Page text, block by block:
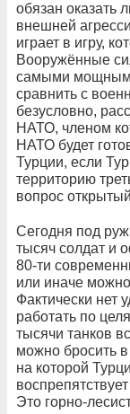
обязан оказать
внешней
играет в игру,
Вооружённые
самыми
сравнить с
безусловно,
НАТО, членом
НАТО будет
Турции, если
территорию
вопрос
Сегодня под
тысяч солдат и
80-ти
или иначе
Фактически нет
работать по
тысячи танков
можно бросить
на которой
Это горно-